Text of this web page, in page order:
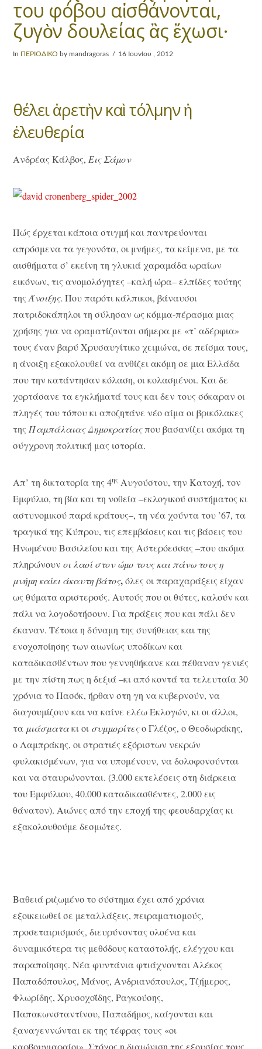
του φόβου αἰσθάνονται,
ζυγὸν δουλείας ἂς ἔχωσι·
In ΠΕΡΙΟΔΙΚΟ by mandragoras 16 Ιουνίου , 2012
θέλει ἀρετὴν καὶ τόλμην ἡ
ἐλευθερία
Ανδρέας Κάλβος,Εις Σάμον
Πώς έρχεται κάποια στιγμή και παντρεύονται
απρόσμενα τα γεγονότα, οι μνήμες, τα κείμενα, με τα
αισθήματα σ’ εκείνη τη γλυκιά χαραμάδα ωραίων
εικόνων, τις ανομολόγητες –καλή ώρα– ελπίδες τούτης
τηςΆνοιξης. Που παρότι κάλπικοι, βάναυσοι
πατριδοκάπηλοι τη σύλησαν ως κόμμα-πέρασμα μιας
χρήσης για να οραματίζονται σήμερα με «τ’ αδέρφια»
τους έναν βαρύ Χρυσαυγίτικο χειμώνα, σε πείσμα τους,
η άνοιξη εξακολουθεί να ανθίζει ακόμη σε μια Ελλάδα
που την κατάντησαν κόλαση, οι κολασμένοι. Και δε
χορτάσανε τα εγκλήματά τους και δεν τους σόκαραν οι
πληγές του τόπου κι αποζητάνε νέο αίμα οι βρικόλακες
της Παμπάλαιας Δημοκρατίαςπου βασανίζει ακόμα τη
σύγχρονη πολιτική μας ιστορία.
Απ’ τη δικτατορία της 4ης Αυγούστου, την Κατοχή, τον
Εμφύλιο, τη βία και τη νοθεία –εκλογικού συστήματος κι
αστυνομικού παρά κράτους–, τη νέα χούντα του ’67, τα
τραγικά της Κύπρου, τις επεμβάσεις και τις βάσεις του
Ηνωμένου Βασιλείου και της Αστερόεσσας –που ακόμα
πληρώνουνοι λαοίστον ώμο τους και πάνω τους η
μνήμη καίει άκαυτη βάτος,όλες οι παραχαράξεις είχαν
ως θύματα αριστερούς. Αυτούς που οι θύτες, καλούν και
πάλι να λογοδοτήσουν. Για πράξεις που και πάλι δεν
έκαναν. Τέτοια η δύναμη της συνήθειας και της
ενοχοποίησης των αιωνίως υποδίκων και
καταδικασθέντων που γεννηθήκανε και πέθαναν γενιές
με την πίστη πως η δεξιά –κι από κοντά τα τελευταία 30
χρόνια το Πασόκ, ήρθαν στη γη να κυβερνούν, να
διαγουμίζουν και να καίνε ελέω Εκλογών, κι οι άλλοι,
τα μιάσματακι οι συμμορίτεςο Γλέζος, ο Θεοδωράκης,
ο Λαμπράκης, οι στρατιές εξόριστων νεκρών
φυλακισμένων, για να υπομένουν, να δολοφονούνται
και να σταυρώνονται. (3.000 εκτελέσεις στη διάρκεια
του Εμφύλιου, 40.000 καταδικασθέντες, 2.000 εις
θάνατον). Αιώνες από την εποχή της φεουδαρχίας κι
εξακολουθούμε δεσμώτες.
Βαθειά ριζωμένο το σύστημα έχει από χρόνια
εξοικειωθεί σε μεταλλάξεις, πειραματισμούς,
προσεταιρισμούς, διευρύνοντας ολοένα και
δυναμικότερα τις μεθόδους καταστολής, ελέγχου και
παραποίησης. Νέα φυντάνια φτιάχνονται Αλέκος
Παπαδόπουλος, Μάνος, Ανδριανόπουλος, Τζήμερος,
Φλωρίδης, Χρυσοχοΐδης, Ραγκούσης,
Παπακωνσταντίνου, Παπαδήμος, καίγονται και
ξαναγεννώνται εκ της τέφρας τους «οι